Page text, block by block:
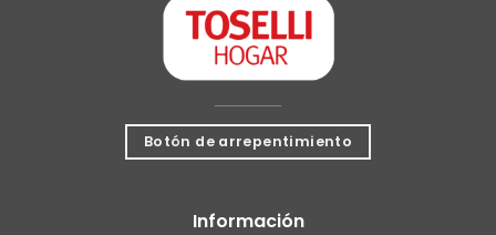
Botón de arrepentimiento
Información